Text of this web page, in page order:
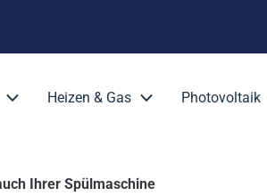
Heizen & Gas Photovoltaik
Ihrer Spülmaschine